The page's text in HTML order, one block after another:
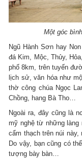
Một góc
Ngũ Hành Sơn hay
đá Kim, Mộc, Thủy,
phố 8km, trên tuyến
lịch sử, văn hóa như
thờ công chúa Ngọc
Chồng, hang Bà Tho…
Ngoài ra, đây cũng là
mỹ nghệ từ những làng
cẩm thạch trên núi
Do vậy, bạn cũng có
tượng bày bàn…